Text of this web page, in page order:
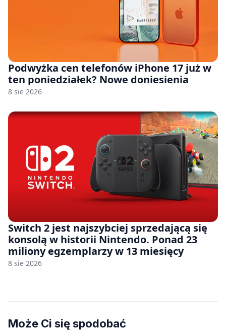
Podwyżka cen telefonów iPhone 17 już w
ten poniedziałek? Nowe doniesienia
8 sie 2026
Switch 2 jest najszybciej sprzedającą się
konsolą w historii Nintendo. Ponad 23
miliony egzemplarzy w 13 miesięcy
8 sie 2026
Może Ci się spodobać